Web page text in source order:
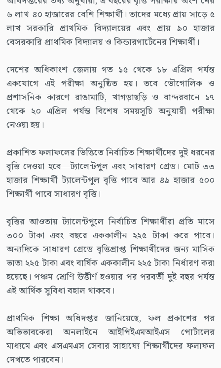
৬ লাখ ৪০ হাজারের বেশি শিক্ষার্থী। তাদের মধ্যে প্রায় সাড়ে ৫
লাখ সরকারি প্রাথমিক বিদ্যালয়ের এবং প্রায় ৯০ হাজার
বেসরকারি প্রাথমিক বিদ্যালয় ও কিন্ডারগার্টেনের শিক্ষার্থী।
দেশের অধিকাংশ জেলায় গত ১৫ থেকে ১৮ এপ্রিল পর্যন্ত
একযোগে এই পরীক্ষা অনুষ্ঠিত হয়। তবে ভৌগোলিক ও
প্রশাসনিক কারণে রাঙামাটি, খাগড়াছড়ি ও বান্দরবানে ১৭
থেকে ২০ এপ্রিল পর্যন্ত বিশেষ সময়সূচি অনুযায়ী পরীক্ষা
নেওয়া হয়।
প্রকাশিত ফলাফলের ভিত্তিতে নির্বাচিত শিক্ষার্থীদের দুই ধরনের
বৃত্তি দেওয়া হবে—ট্যালেন্টপুল এবং সাধারণ গ্রেড। মোট ৩৩
হাজার শিক্ষার্থী ট্যালেন্টপুল বৃত্তি পাবে আর ৪৯ হাজার ৫০০
শিক্ষার্থী পাবে সাধারণ বৃত্তি।
বৃত্তির আওতায় ট্যালেন্টপুলে নির্বাচিত শিক্ষার্থীরা প্রতি মাসে
৩০০ টাকা এবং বছরে এককালীন ২২৫ টাকা করে পাবে।
অন্যদিকে সাধারণ গ্রেডে বৃত্তিপ্রাপ্ত শিক্ষার্থীদের জন্য মাসিক
ভাতা ২২৫ টাকা এবং বার্ষিক এককালীন ২২৫ টাকা নির্ধারণ করা
হয়েছে। পঞ্চম শ্রেণি উত্তীর্ণ হওয়ার পর পরবর্তী দুই বছর পর্যন্ত
এই আর্থিক সুবিধা বহাল থাকবে।
প্রাথমিক শিক্ষা অধিদপ্তর জানিয়েছে, ফল প্রকাশের পর
অভিভাবকেরা অনলাইনে আইপিইএমআইএস পোর্টালের
মাধ্যমে এবং এসএমএস সেবার সাহায্যে শিক্ষার্থীদের ফলাফল
দেখতে পারবেন।